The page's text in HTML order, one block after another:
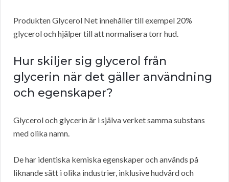
Produkten Glycerol Net innehåller till exempel 20%
glycerol och hjälper till att normalisera torr hud.
Hur skiljer sig glycerol från
glycerin när det gäller användning
och egenskaper?
Glycerol och glycerin är i själva verket samma substans
med olika namn.
De har identiska kemiska egenskaper och används på
liknande sätt i olika industrier, inklusive hudvård och